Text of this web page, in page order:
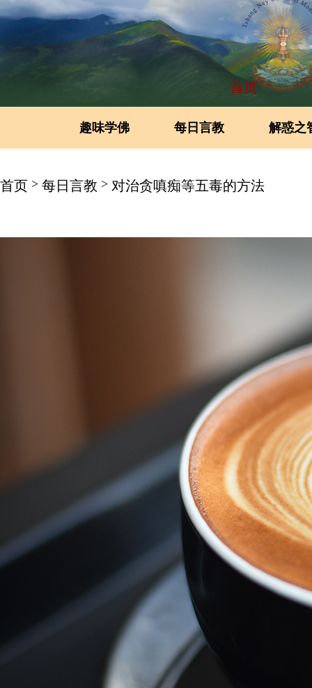
首页
趣味学佛 每日言教 解惑之
首页 > 每日言教 > 对治贪嗔痴等五毒的方法